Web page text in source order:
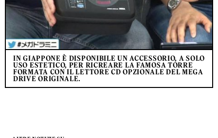
IN GIAPPONE È DISPONIBILE UN ACCESSORIO, A SOLO
USO ESTETICO, PER RICREARE LA FAMOSA TORRE
FORMATA CON IL LETTORE CD OPZIONALE DEL MEGA
DRIVE ORIGINALE.